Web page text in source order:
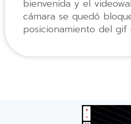
bienvenida y el
cámara se quedó
posicionamiento del gif